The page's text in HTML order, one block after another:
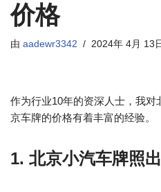
价格
由 aadewr3342 2024年 4月 13
作为行业10年的资深人士，我
京车牌的价格有着丰富的经验。
1. 北京小汽车牌照